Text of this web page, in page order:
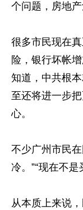
个问题，房地
很多市民现在
险，银行坏帐
知道，中共根
至还将进一步
心。
不少广州市民
冷。”“现在不
从本质上来说